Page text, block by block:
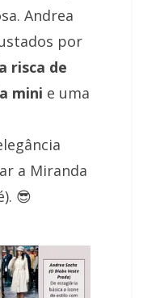
Andrea
por
risca de
mini e uma
a Miranda
😎